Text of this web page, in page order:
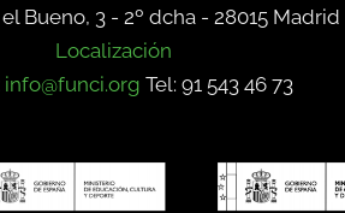
Bueno, 3 - 2º dcha - 28015 Madrid
Localización
info@funci.org Tel: 91 543 46 73